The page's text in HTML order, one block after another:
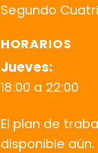
Segundo
HORARIOS
Jueves:
18:00 a 22:00
El plan de
disponible aún.